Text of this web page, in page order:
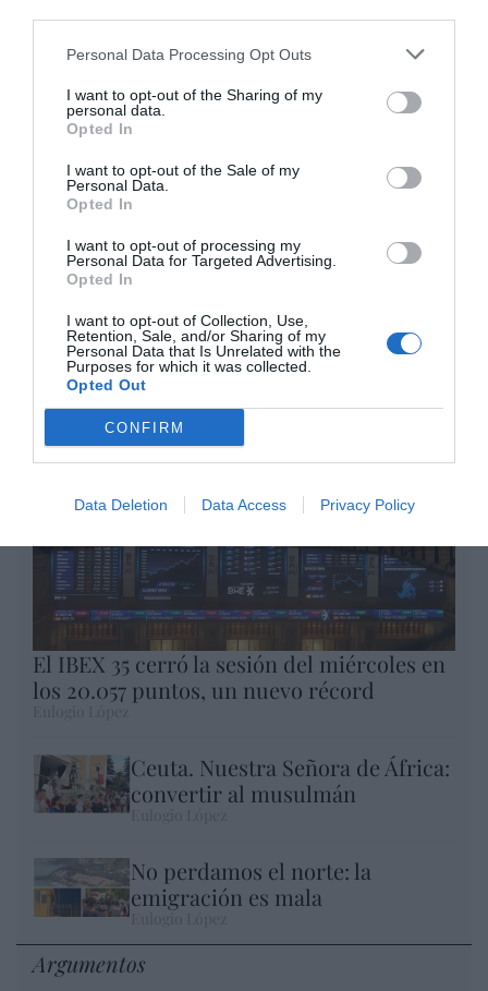
Personal Data Processing Opt Outs
I want to opt-out of the Sharing of my
personal data.
Opted In
I want to opt-out of the Sale of my
Personal Data.
Opted In
I want to opt-out of processing my
Personal Data for Targeted Advertising.
Opted In
I want to opt-out of Collection, Use,
Retention, Sale, and/or Sharing of my
Personal Data that Is Unrelated with the
Purposes for which it was collected.
Opted Out
CONFIRM
Data Deletion Data Access Privacy Policy
Diario de la corrupción sanchista. La
Audiencia Nacional prorroga seis meses la
investigación del caso Koldo, ante el
ingente material incautado por la UCO
por Redacción
Artículos anteriores
Enormes minucias
por Eulogio López
El IBEX 35 cerró la sesión del miércoles en
los 20.057 puntos, un nuevo récord
Ceuta. Nuestra Señora de África:
convertir al musulmán
No perdamos el norte: la
emigración es mala
Argumentos